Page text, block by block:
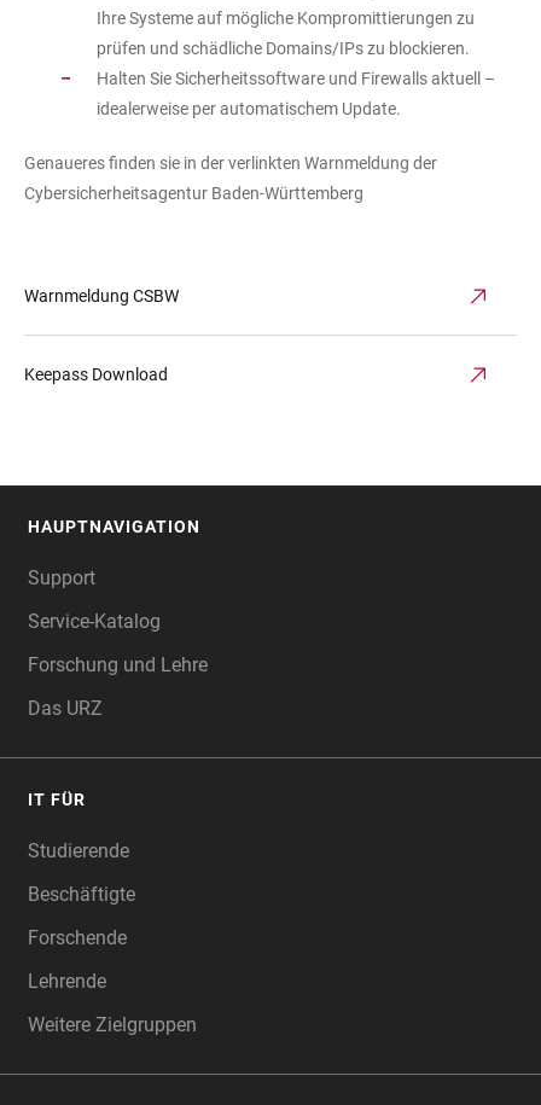
Ihre Systeme auf mögliche Kompromittierungen zu
prüfen und schädliche Domains/IPs zu blockieren.
Halten Sie Sicherheitssoftware und Firewalls aktuell –
idealerweise per automatischem Update.
Genaueres finden sie in der verlinkten Warnmeldung der
Cybersicherheitsagentur Baden-Württemberg
Warnmeldung CSBW
Keepass Download
HAUPTNAVIGATION
Support
Service-Katalog
Forschung und Lehre
Das URZ
IT FÜR
Studierende
Beschäftigte
Forschende
Lehrende
Weitere Zielgruppen